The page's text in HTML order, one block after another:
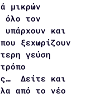
μικρών
όλο τον
και
ξεχωρίζουν
γεύση
Δείτε και
από το νέο